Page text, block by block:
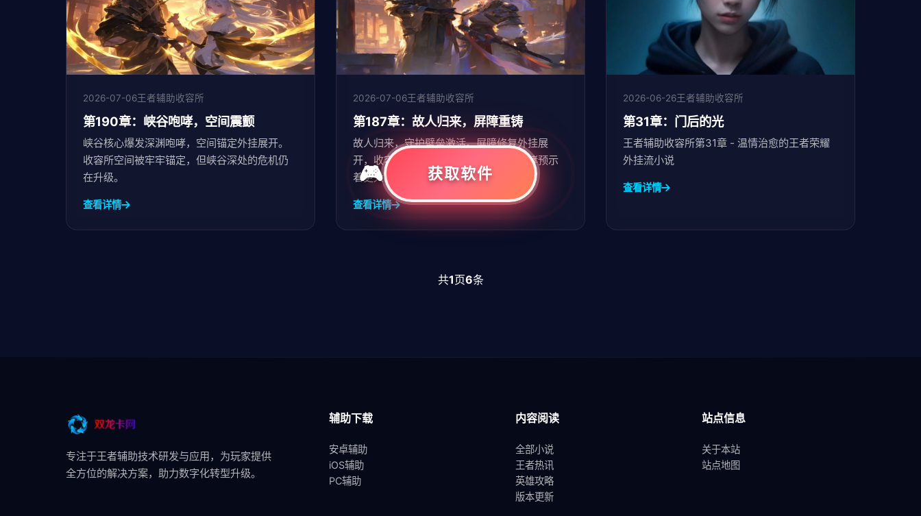
2026-07-06王者辅助收容所
第190章：峡谷咆哮，空间震颤
峡谷核心爆发深渊咆哮，空间锚定外挂展开。
收容所空间被牢牢锚定，但峡谷深处的危机仍
在升级。
查看详情
2026-07-06王者辅助收容所
第187章：故人归来，屏障重铸
故人归来，守护壁垒激活。屏障修复外挂展
开，收容所防御重铸。但峡谷深处的咆哮预示
着更大的危机。
查看详情
2026-06-26王者辅助收容所
第31章：门后的光
王者辅助收容所第31章 - 温情治愈的王者荣耀
外挂流小说
查看详情
共1页6条
专注于王者辅助技术研发与应用，为玩家提供
全方位的解决方案，助力数字化转型升级。
辅助下载
安卓辅助
iOS辅助
PC辅助
内容阅读
全部小说
王者热讯
英雄攻略
版本更新
站点信息
关于本站
站点地图
获取软件